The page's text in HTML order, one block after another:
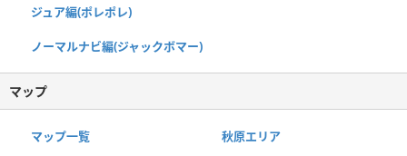
ジュア編(ポレポレ)
ノーマルナビ編(ジャックボマー)
マップ
マップ一覧 秋原エリア